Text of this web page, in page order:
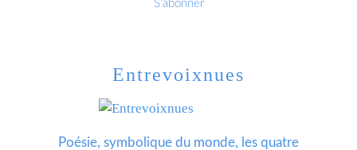
Entrevoixnues
Poésie, symbolique du monde, les quatre